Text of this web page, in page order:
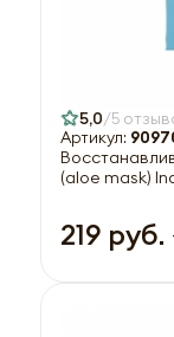
5,0 5
Артикул:
(aloe mask)
219 руб.